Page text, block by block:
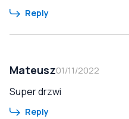
Reply
Mateusz01/11/2022
Super drzwi
Reply